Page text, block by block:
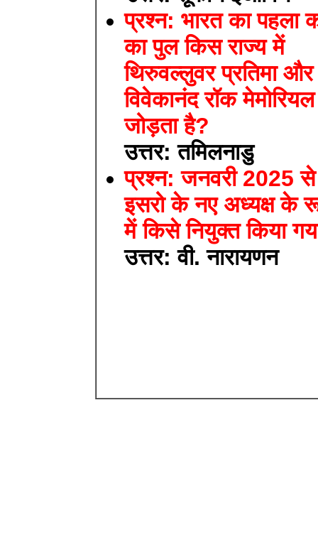
प्रश्न: भारत का पहला
का पुल किस राज्य में
थिरुवल्लुवर प्रतिमा और
विवेकानंद रॉक
जोड़ता है?
उत्तर: तमिलनाडु
प्रश्न: जनवरी 2025 से
इसरो के नए अध्यक्ष के
में किसे नियुक्त किया
उत्तर: वी. नारायणन